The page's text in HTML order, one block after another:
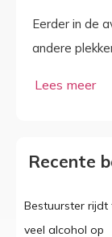
Eerder in de
andere
Recente
Bestuurster rijdt
veel alcohol op